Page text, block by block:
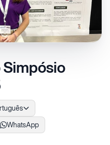
WhatsApp